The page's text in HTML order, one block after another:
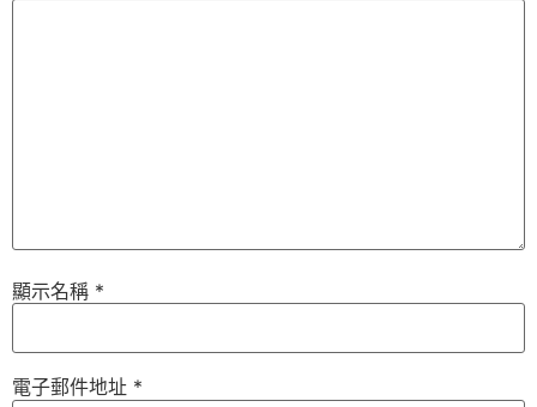
顯示名稱 *
電子郵件地址 *